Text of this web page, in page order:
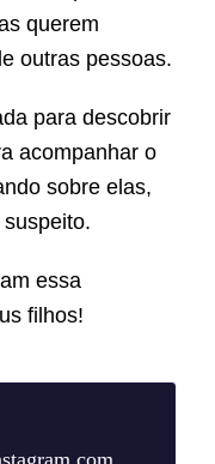
querem
outras pessoas.
para descobrir
acompanhar o
sobre elas,
suspeito.
am essa
filhos!
com